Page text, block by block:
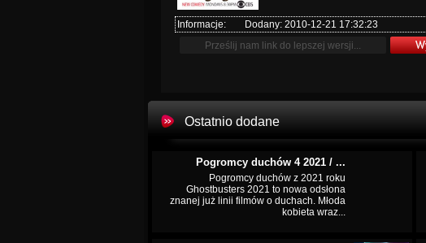
Informacje: Dodany: 2010-12-21 17:32:23
Ostatnio dodane
Pogromcy duchów 4 2021 / ...
Pogromcy duchów z 2021 roku
Ghostbusters 2021 to nowa odsłona
znanej już linii filmów o duchach. Młoda
kobieta wraz...